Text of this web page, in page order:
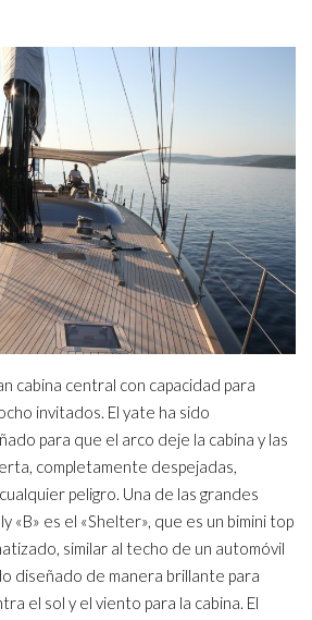
cabina central con capacidad para
invitados. El yate ha sido
para que el arco deje la cabina y las
completamente despejadas,
peligro. Una de las grandes
«B» es el «Shelter», que es un bimini top
similar al techo de un automóvil
diseñado de manera brillante para
el sol y el viento para la cabina. El